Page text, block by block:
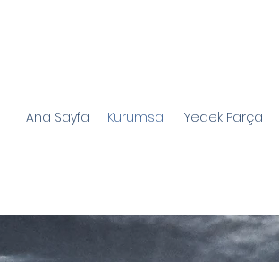
Ana Sayfa Kurumsal Yedek Parça